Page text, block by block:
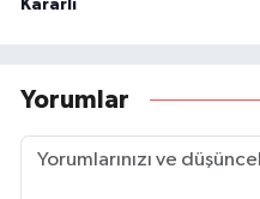
Kararlı
Yorumlar